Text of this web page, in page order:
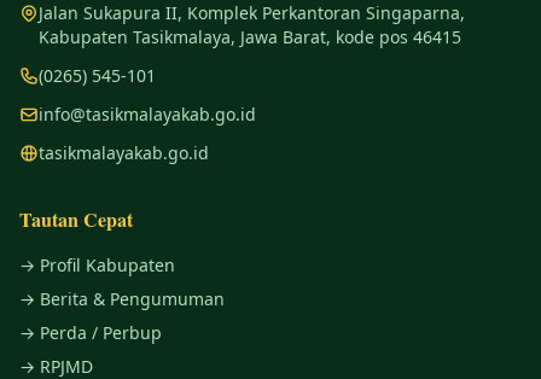
Jalan Sukapura II, Komplek Perkantoran Singaparna,
Kabupaten Tasikmalaya, Jawa Barat, kode pos 46415
(0265) 545-101
info@tasikmalayakab.go.id
tasikmalayakab.go.id
Tautan Cepat
→ Profil Kabupaten
→ Berita & Pengumuman
→ Perda / Perbup
→ RPJMD